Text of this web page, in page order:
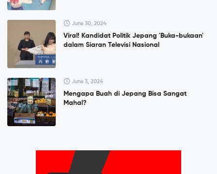
June 30, 2024
Viral! Kandidat Politik Jepang 'Buka-bukaan'
dalam Siaran Televisi Nasional
June 3, 2024
Mengapa Buah di Jepang Bisa Sangat
Mahal?